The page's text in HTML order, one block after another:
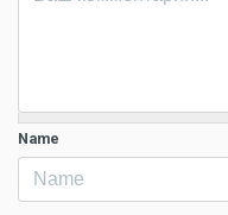
Name